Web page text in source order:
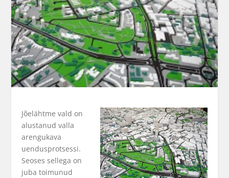
Jõelähtme vald on
alustanud valla
arengukava
uendusprotsessi.
Seoses sellega on
juba toimunud